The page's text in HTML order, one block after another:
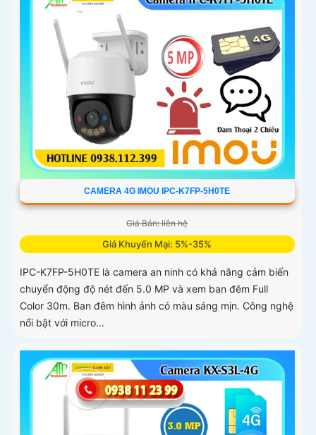
CAMERA 4G IMOU IPC-K7FP-5H0TE
Giá Bán: liên hệ
Giá Khuyến Mại: 5%-35%
IPC-K7FP-5H0TE là camera an ninh có khả năng cảm biến
chuyển động độ nét đến 5.0 MP và xem ban đêm Full
Color 30m. Ban đêm hình ảnh có màu sáng mịn. Công nghệ
nổi bật với micro...